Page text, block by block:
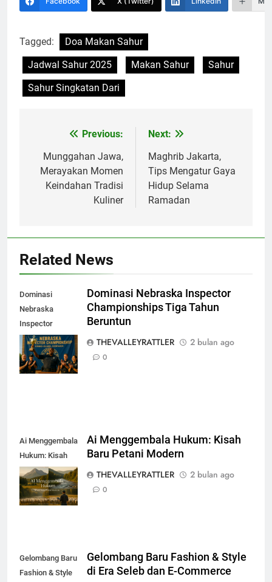
Tagged:
Doa Makan Sahur
Jadwal Sahur 2025
Makan Sahur
Sahur
Sahur Singkatan Dari
Navigasi
pos
Previous:
Munggahan Jawa,
Merayakan Momen
Keindahan Tradisi
Kuliner
Next:
Maghrib Jakarta,
Tips Mengatur Gaya
Hidup Selama
Ramadan
Related News
Dominasi
Nebraska
Inspector
Championships
Tiga Tahun
Beruntun
Dominasi Nebraska Inspector
Championships Tiga Tahun
Beruntun
THEVALLEYRATTLER
2 bulan ago
0
Ai Menggembala
Hukum: Kisah
Baru Petani
Modern
Ai Menggembala Hukum: Kisah
Baru Petani Modern
THEVALLEYRATTLER
2 bulan ago
0
Gelombang Baru
Fashion & Style
Gelombang Baru Fashion & Style
di Era Seleb dan E-Commerce